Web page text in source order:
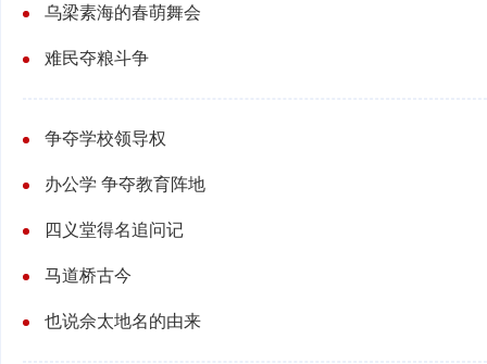
乌梁素海的春萌舞会
难民夺粮斗争
争夺学校领导权
办公学 争夺教育阵地
四义堂得名追问记
马道桥古今
也说佘太地名的由来